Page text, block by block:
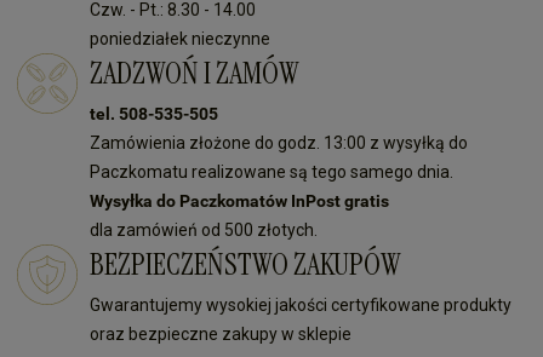
Czw. - Pt.: 8.30 - 14.00
poniedziałek nieczynne
ZADZWOŃ I ZAMÓW
tel. 508-535-505
Zamówienia złożone do godz. 13:00 z wysyłką do
Paczkomatu realizowane są tego samego dnia.
Wysyłka do Paczkomatów InPost gratis
dla zamówień od 500 złotych.
BEZPIECZEŃSTWO ZAKUPÓW
Gwarantujemy wysokiej jakości certyfikowane produkty
oraz bezpieczne zakupy w sklepie